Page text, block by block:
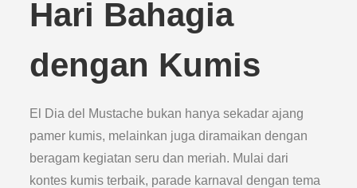
Hari Bahagia
dengan Kumis
El Dia del Mustache bukan hanya sekadar ajang
pamer kumis, melainkan juga diramaikan dengan
beragam kegiatan seru dan meriah. Mulai dari
kontes kumis terbaik, parade karnaval dengan tema